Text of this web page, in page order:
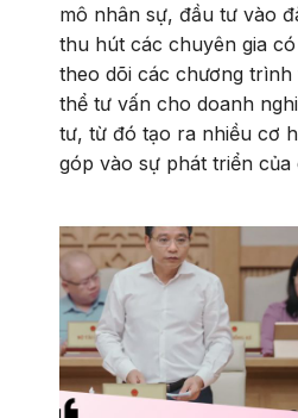
mô nhân sự, đầu tư vào
thu hút các chuyên gia
theo dõi các chương
thể tư vấn cho doanh
tư, từ đó tạo ra nhiều cơ
góp vào sự phát triển